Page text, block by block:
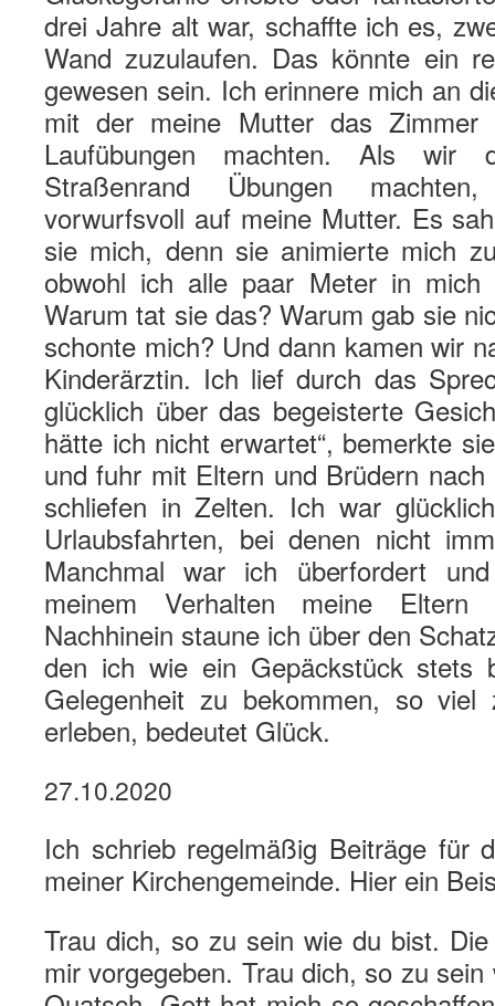
drei Jahre alt war, schaffte ich es,
Wand zuzulaufen. Das könnte ein
gewesen sein. Ich erinnere mich an
mit der meine Mutter das Zimmer
Laufübungen machten. Als wir
Straßenrand Übungen
vorwurfsvoll auf meine Mutter. Es
sie mich, denn sie animierte mich
obwohl ich alle paar Meter in mich
Warum tat sie das? Warum gab sie
schonte mich? Und dann kamen wir
Kinderärztin. Ich lief durch das
glücklich über das begeisterte
hätte ich nicht erwartet“, bemerkte
und fuhr mit Eltern und Brüdern
schliefen in Zelten. Ich war
Urlaubsfahrten, bei denen nicht
Manchmal war ich überfordert
meinem Verhalten meine
Nachhinein staune ich über den
den ich wie ein Gepäckstück stets
Gelegenheit zu bekommen, so
erleben, bedeutet Glück.
27.10.2020
Ich schrieb regelmäßig Beiträge für
meiner Kirchengemeinde. Hier ein
Trau dich, so zu sein wie du bist.
mir vorgegeben. Trau dich, so zu